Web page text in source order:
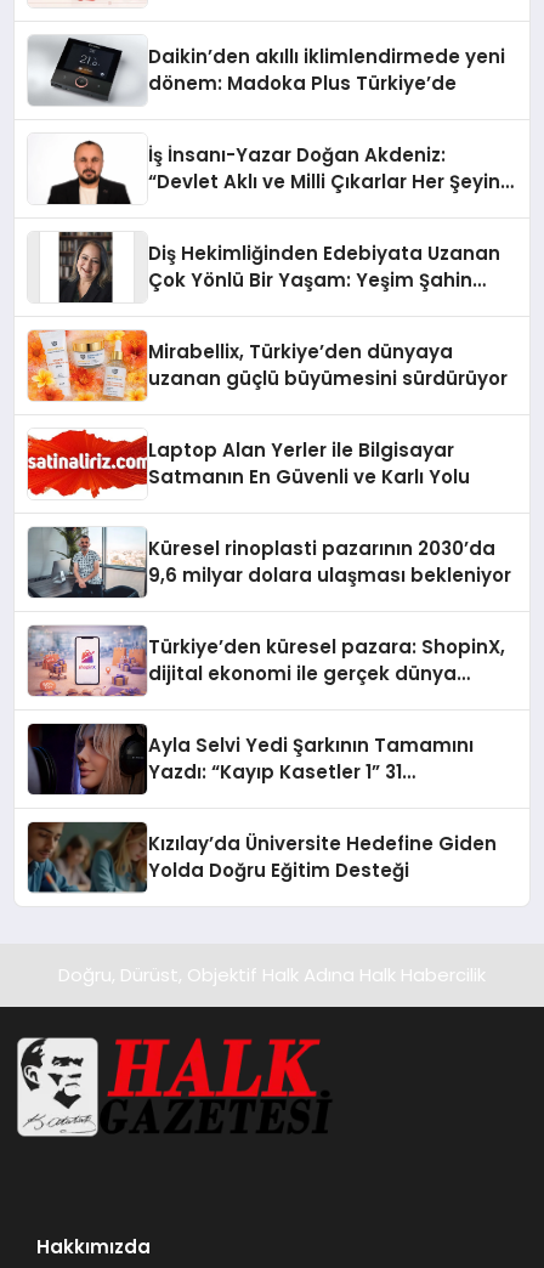
Daikin’den akıllı iklimlendirmede yeni
dönem: Madoka Plus Türkiye’de
İş İnsanı-Yazar Doğan Akdeniz:
“Devlet Aklı ve Milli Çıkarlar Her Şeyin
Diş Hekimliğinden Edebiyata Uzanan
Çok Yönlü Bir Yaşam: Yeşim Şahin
Mirabellix, Türkiye’den dünyaya
uzanan güçlü büyümesini sürdürüyor
Laptop Alan Yerler ile Bilgisayar
Satmanın En Güvenli ve Karlı Yolu
Küresel rinoplasti pazarının 2030’da
9,6 milyar dolara ulaşması bekleniyor
Türkiye’den küresel pazara: ShopinX,
dijital ekonomi ile gerçek dünya
Ayla Selvi Yedi Şarkının Tamamını
Yazdı: “Kayıp Kasetler 1” 31
Kızılay’da Üniversite Hedefine Giden
Yolda Doğru Eğitim Desteği
Doğru, Dürüst, Objektif Halk Adına Halk Habercilik
Hakkımızda